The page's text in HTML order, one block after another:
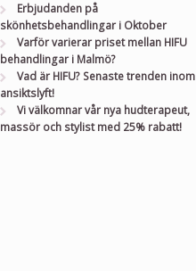
Erbjudanden på
skönhetsbehandlingar i Oktober
Varför varierar priset mellan HIFU
behandlingar i Malmö?
Vad är HIFU? Senaste trenden inom
ansiktslyft!
Vi välkomnar vår nya hudterapeut,
massör och stylist med 25% rabatt!